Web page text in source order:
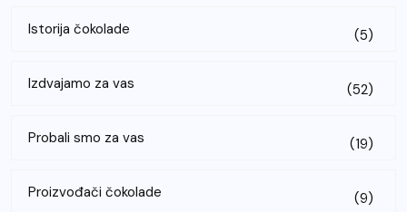
Istorija čokolade (5)
Izdvajamo za vas (52)
Probali smo za vas (19)
Proizvođači čokolade (9)